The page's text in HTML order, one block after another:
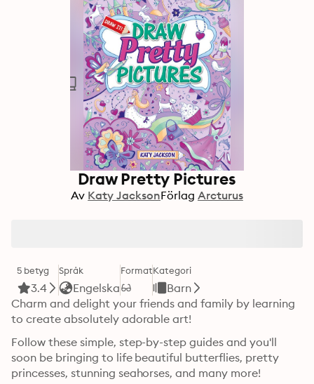
Draw Pretty Pictures
Av Katy JacksonFörlag Arcturus
5 betyg
3.4
Språk
Engelska
FormatKategori
Barn
Charm and delight your friends and family by learning
to create absolutely adorable art!
Follow these simple, step-by-step guides and you'll
soon be bringing to life beautiful butterflies, pretty
princesses, stunning seahorses, and many more!